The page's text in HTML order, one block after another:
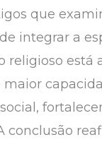
que
integrar a
religioso está
maior
conclusão